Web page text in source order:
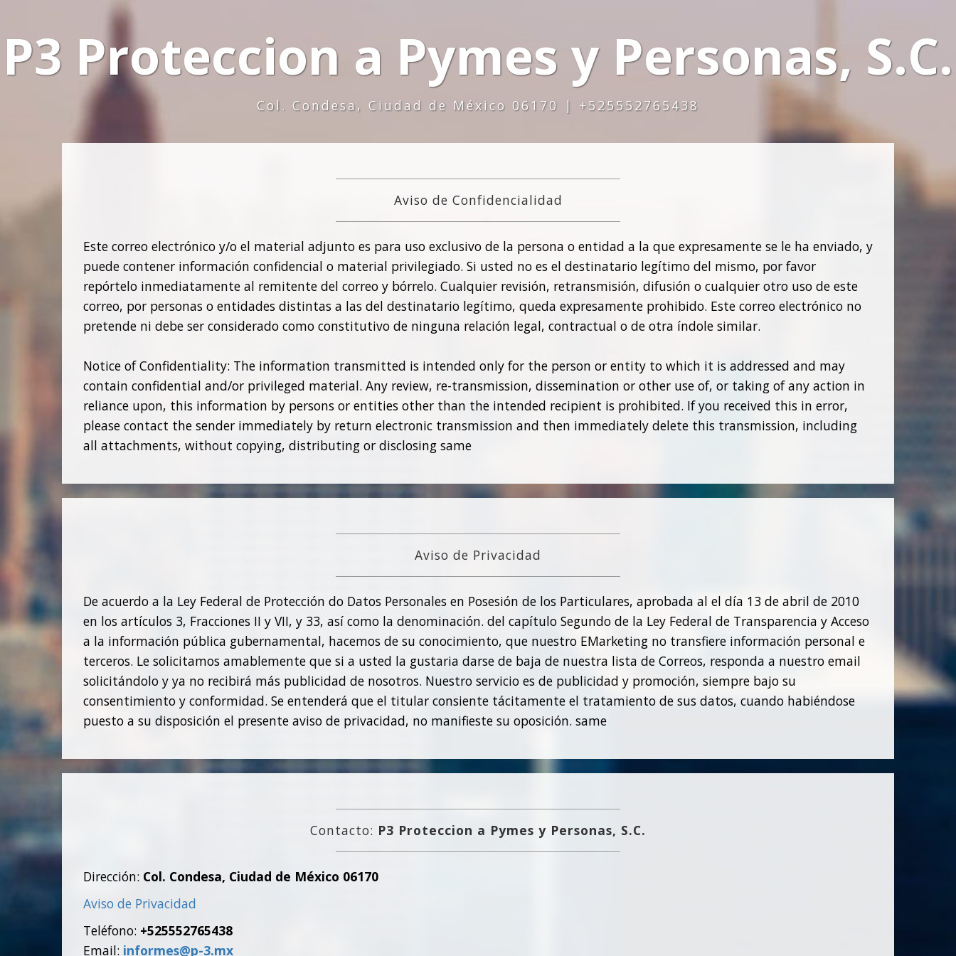
P3 Proteccion a Pymes y Personas, S.C.
Col. Condesa, Ciudad de México 06170 | +525552765438
Aviso de Confidencialidad
Este correo electrónico y/o el material adjunto es para uso exclusivo de la persona o entidad a la que expresamente se le ha enviado, y
puede contener información confidencial o material privilegiado. Si usted no es el destinatario legítimo del mismo, por favor
repórtelo inmediatamente al remitente del correo y bórrelo. Cualquier revisión, retransmisión, difusión o cualquier otro uso de este
correo, por personas o entidades distintas a las del destinatario legítimo, queda expresamente prohibido. Este correo electrónico no
pretende ni debe ser considerado como constitutivo de ninguna relación legal, contractual o de otra índole similar.
Notice of Confidentiality: The information transmitted is intended only for the person or entity to which it is addressed and may
contain confidential and/or privileged material. Any review, re-transmission, dissemination or other use of, or taking of any action in
reliance upon, this information by persons or entities other than the intended recipient is prohibited. If you received this in error,
please contact the sender immediately by return electronic transmission and then immediately delete this transmission, including
all attachments, without copying, distributing or disclosing same
Aviso de Privacidad
De acuerdo a la Ley Federal de Protección do Datos Personales en Posesión de los Particulares, aprobada al el día 13 de abril de 2010
en los artículos 3, Fracciones II y VII, y 33, así como la denominación. del capítulo Segundo de la Ley Federal de Transparencia y Acceso
a la información pública gubernamental, hacemos de su conocimiento, que nuestro EMarketing no transfiere información personal e
terceros. Le solicitamos amablemente que si a usted la gustaria darse de baja de nuestra lista de Correos, responda a nuestro email
solicitándolo y ya no recibirá más publicidad de nosotros. Nuestro servicio es de publicidad y promoción, siempre bajo su
consentimiento y conformidad. Se entenderá que el titular consiente tácitamente el tratamiento de sus datos, cuando habiéndose
puesto a su disposición el presente aviso de privacidad, no manifieste su oposición. same
Contacto: P3 Proteccion a Pymes y Personas, S.C.
Dirección: Col. Condesa, Ciudad de México 06170
Aviso de Privacidad
Teléfono: +525552765438
Email: informes@p-3.mx